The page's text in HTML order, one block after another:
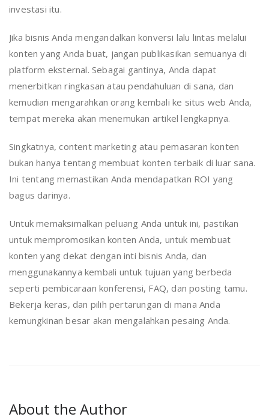
investasi itu.
Jika bisnis Anda mengandalkan konversi lalu lintas melalui
konten yang Anda buat, jangan publikasikan semuanya di
platform eksternal. Sebagai gantinya, Anda dapat
menerbitkan ringkasan atau pendahuluan di sana, dan
kemudian mengarahkan orang kembali ke situs web Anda,
tempat mereka akan menemukan artikel lengkapnya.
Singkatnya, content marketing atau pemasaran konten
bukan hanya tentang membuat konten terbaik di luar sana.
Ini tentang memastikan Anda mendapatkan ROI yang
bagus darinya.
Untuk memaksimalkan peluang Anda untuk ini, pastikan
untuk mempromosikan konten Anda, untuk membuat
konten yang dekat dengan inti bisnis Anda, dan
menggunakannya kembali untuk tujuan yang berbeda
seperti pembicaraan konferensi, FAQ, dan posting tamu.
Bekerja keras, dan pilih pertarungan di mana Anda
kemungkinan besar akan mengalahkan pesaing Anda.
About the Author